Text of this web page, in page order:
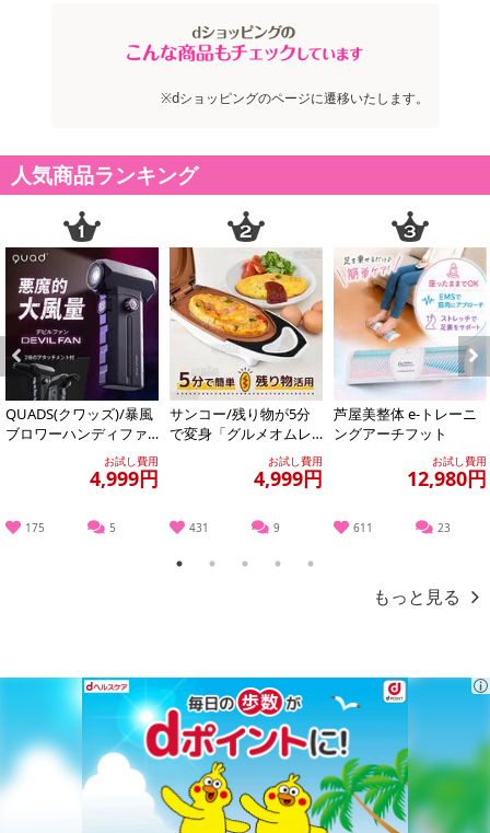
※dショッピングのページに遷移いたします。
人気商品ランキング
Previous
QUADS(クワッズ)/暴風
ブロワーハンディファ
ン「デビルファン」(10
お試し費用
4,999円
175 5
サンコー/残り物が5分
で変身「グルメオムレ
ツメーカー」/MEAMKL
お試し費用
4,999円
431 9
芦屋美整体 e-トレーニ
ングアーチフット
お試し費用
12,980円
611 23
Next
1 2 3 4 5
もっと見る